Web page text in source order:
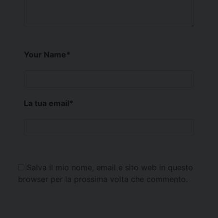
Your Name*
La tua email*
Salva il mio nome, email e sito web in questo
browser per la prossima volta che commento.